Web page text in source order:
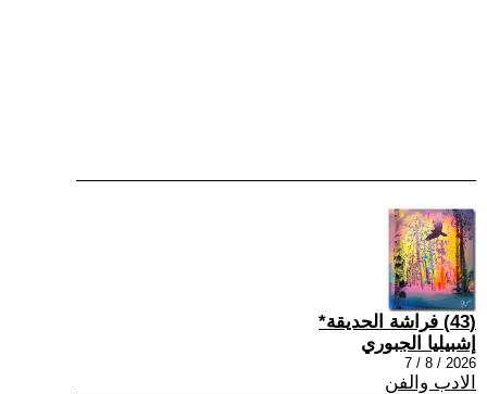
(43) فراشة الحديقة*
إشبيليا الجبوري
2026 / 8 / 7
الادب والفن